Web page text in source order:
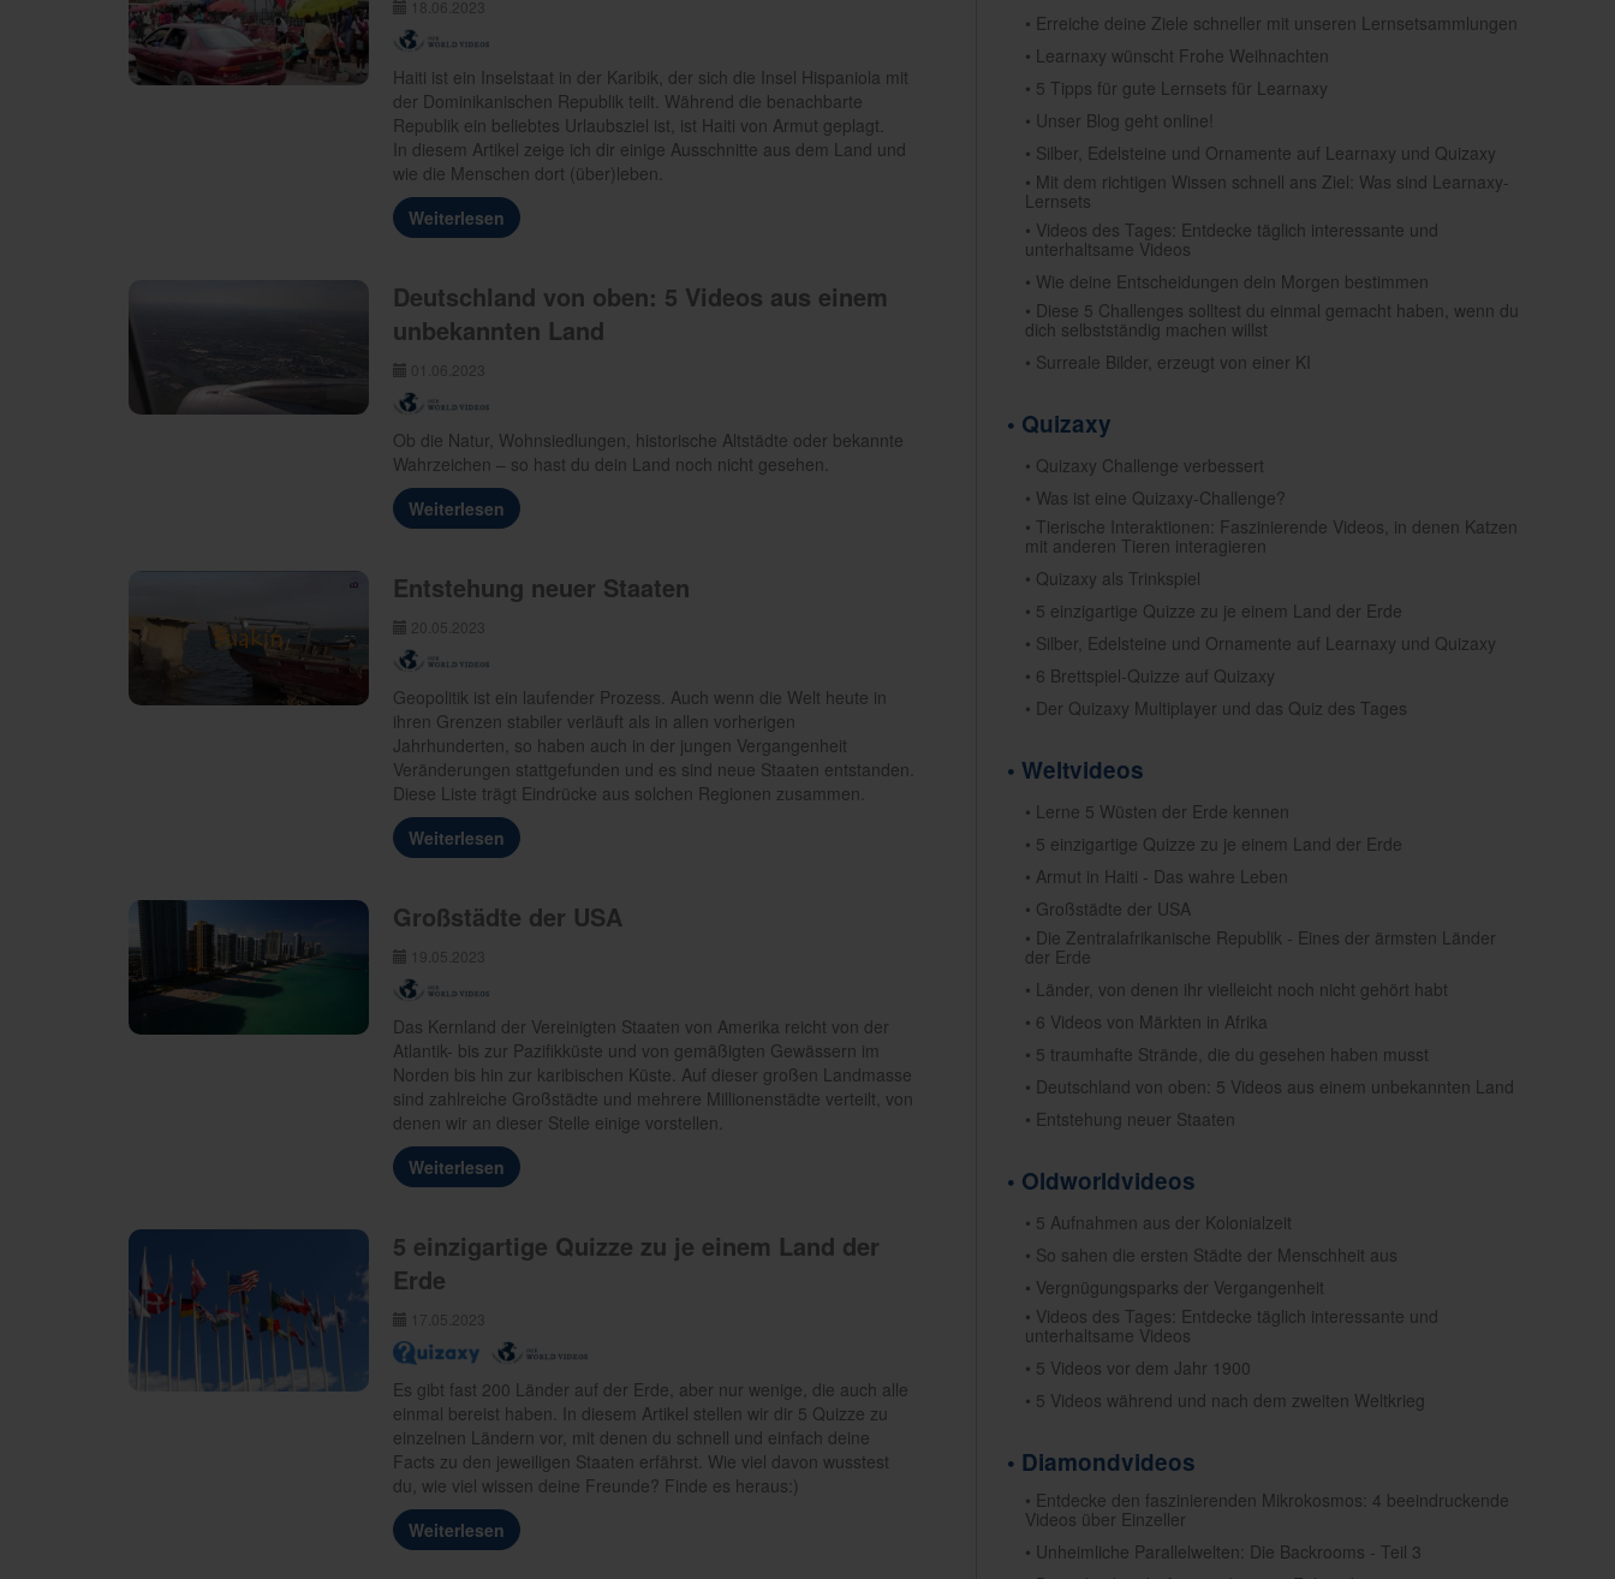
18.06.2023
Haiti ist ein Inselstaat in der Karibik, der sich die Insel Hispaniola mit
der Dominikanischen Republik teilt. Während die benachbarte
Republik ein beliebtes Urlaubsziel ist, ist Haiti von Armut geplagt.
In diesem Artikel zeige ich dir einige Ausschnitte aus dem Land und
wie die Menschen dort (über)leben.
Weiterlesen
Deutschland von oben: 5 Videos aus einem
unbekannten Land
01.06.2023
Ob die Natur, Wohnsiedlungen, historische Altstädte oder bekannte
Wahrzeichen – so hast du dein Land noch nicht gesehen.
Weiterlesen
Entstehung neuer Staaten
20.05.2023
Geopolitik ist ein laufender Prozess. Auch wenn die Welt heute in
ihren Grenzen stabiler verläuft als in allen vorherigen
Jahrhunderten, so haben auch in der jungen Vergangenheit
Veränderungen stattgefunden und es sind neue Staaten entstanden.
Diese Liste trägt Eindrücke aus solchen Regionen zusammen.
Weiterlesen
Großstädte der USA
19.05.2023
Das Kernland der Vereinigten Staaten von Amerika reicht von der
Atlantik- bis zur Pazifikküste und von gemäßigten Gewässern im
Norden bis hin zur karibischen Küste. Auf dieser großen Landmasse
sind zahlreiche Großstädte und mehrere Millionenstädte verteilt, von
denen wir an dieser Stelle einige vorstellen.
Weiterlesen
5 einzigartige Quizze zu je einem Land der
Erde
17.05.2023
Es gibt fast 200 Länder auf der Erde, aber nur wenige, die auch alle
einmal bereist haben. In diesem Artikel stellen wir dir 5 Quizze zu
einzelnen Ländern vor, mit denen du schnell und einfach deine
Facts zu den jeweiligen Staaten erfährst. Wie viel davon wusstest
du, wie viel wissen deine Freunde? Finde es heraus:)
Weiterlesen
• Erreiche deine Ziele schneller mit unseren Lernsetsammlungen
• Learnaxy wünscht Frohe Weihnachten
• 5 Tipps für gute Lernsets für Learnaxy
• Unser Blog geht online!
• Silber, Edelsteine und Ornamente auf Learnaxy und Quizaxy
• Mit dem richtigen Wissen schnell ans Ziel: Was sind Learnaxy-
Lernsets
• Videos des Tages: Entdecke täglich interessante und
unterhaltsame Videos
• Wie deine Entscheidungen dein Morgen bestimmen
• Diese 5 Challenges solltest du einmal gemacht haben, wenn du
dich selbstständig machen willst
• Surreale Bilder, erzeugt von einer KI
• Quizaxy
• Quizaxy Challenge verbessert
• Was ist eine Quizaxy-Challenge?
• Tierische Interaktionen: Faszinierende Videos, in denen Katzen
mit anderen Tieren interagieren
• Quizaxy als Trinkspiel
• 5 einzigartige Quizze zu je einem Land der Erde
• Silber, Edelsteine und Ornamente auf Learnaxy und Quizaxy
• 6 Brettspiel-Quizze auf Quizaxy
• Der Quizaxy Multiplayer und das Quiz des Tages
• Weltvideos
• Lerne 5 Wüsten der Erde kennen
• 5 einzigartige Quizze zu je einem Land der Erde
• Armut in Haiti - Das wahre Leben
• Großstädte der USA
• Die Zentralafrikanische Republik - Eines der ärmsten Länder
der Erde
• Länder, von denen ihr vielleicht noch nicht gehört habt
• 6 Videos von Märkten in Afrika
• 5 traumhafte Strände, die du gesehen haben musst
• Deutschland von oben: 5 Videos aus einem unbekannten Land
• Entstehung neuer Staaten
• Oldworldvideos
• 5 Aufnahmen aus der Kolonialzeit
• So sahen die ersten Städte der Menschheit aus
• Vergnügungsparks der Vergangenheit
• Videos des Tages: Entdecke täglich interessante und
unterhaltsame Videos
• 5 Videos vor dem Jahr 1900
• 5 Videos während und nach dem zweiten Weltkrieg
• Diamondvideos
• Entdecke den faszinierenden Mikrokosmos: 4 beeindruckende
Videos über Einzeller
• Unheimliche Parallelwelten: Die Backrooms - Teil 3